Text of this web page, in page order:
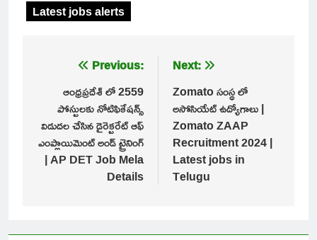
Latest jobs alerts
navigation
Previous:
ఆంధ్రప్రదేశ్ లో 2559
పోస్టులకు నోటిఫికేషన్స్
విడుదల చేసిన డైరెక్టరేట్ ఆఫ్
ఎంప్లాయిమెంట్ అండ్ ట్రైనింగ్
| AP DET Job Mela
Details
Next:
Zomato సంస్థ లో
అసోసియేట్ ఉద్యోగాలు |
Zomato ZAAP
Recruitment 2024 |
Latest jobs in
Telugu